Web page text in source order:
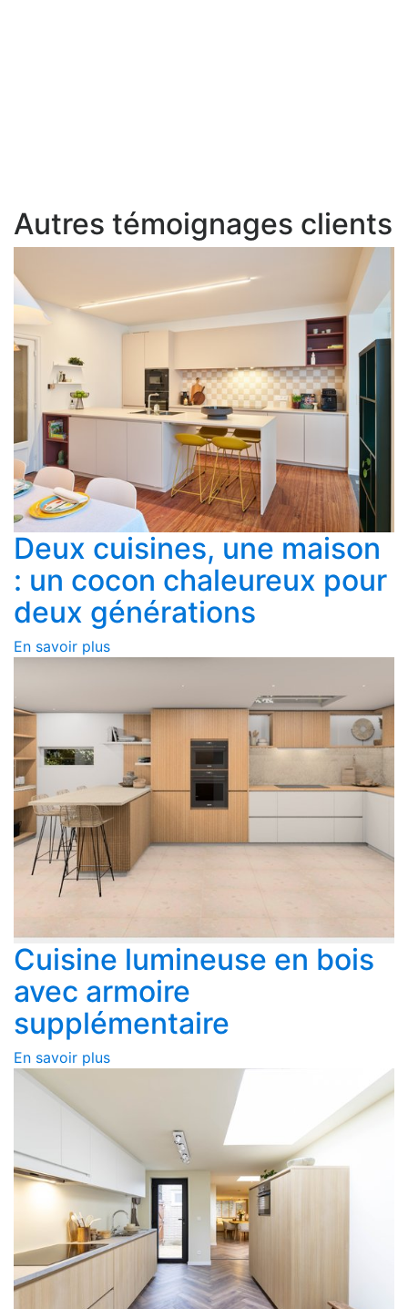
Autres témoignages clients
Deux cuisines, une maison
: un cocon chaleureux pour
deux générations
En savoir plus
Cuisine lumineuse en bois
avec armoire
supplémentaire
En savoir plus